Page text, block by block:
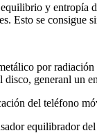
y
Esto se
por
generanl un
del teléfono
equilibrador